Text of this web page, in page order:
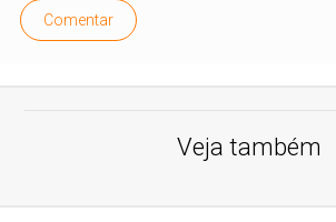
Comentar
Veja também